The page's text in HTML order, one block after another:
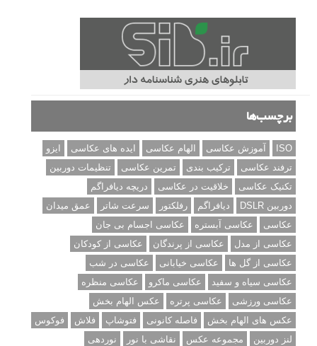
برچسب‌ها
ISO آموزش عکاسی الهام عکاسی ایده های عکاسی
ایزو
ترفند عکاسی
ترکیب بندی تمرین عکاسی
تنظیمات دوربین
تکنیک عکاسی
خلاقیت در عکاسی
دریچه دیافراگم
دوربین DSLR
دیافراگم رفلکتور سرعت شاتر
عمق میدان
عکاسی
عکاسی آبستره
عکاسی اجسام بی جان
عکاسی از مدل
عکاسی از پرندگان
عکاسی از کودکان
عکاسی از گل ها
عکاسی خیابانی
عکاسی در شب
عکاسی سیاه و سفید
عکاسی ماکرو
عکاسی منظره
عکاسی ورزشی
عکاسی پرتره
عکس الهام بخش
عکس های الهام بخش
فاصله کانونی فتوشاپ فلاش
فوکوس
لنز دوربین
مجموعه عکس نقاشی با نور
نوردهی